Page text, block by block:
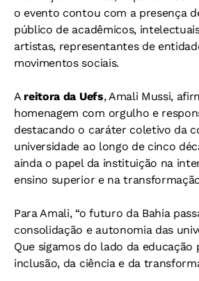
o evento contou com a presença
público de acadêmicos,
artistas, representantes de
movimentos sociais.
A reitora da Uefs, Amali Mussi,
homenagem com orgulho e
destacando o caráter coletivo da
universidade ao longo de cinco
ainda o papel da instituição na
ensino superior e na
Para Amali, “o futuro da Bahia
consolidação e autonomia das
Que sigamos do lado da educação
inclusão, da ciência e da